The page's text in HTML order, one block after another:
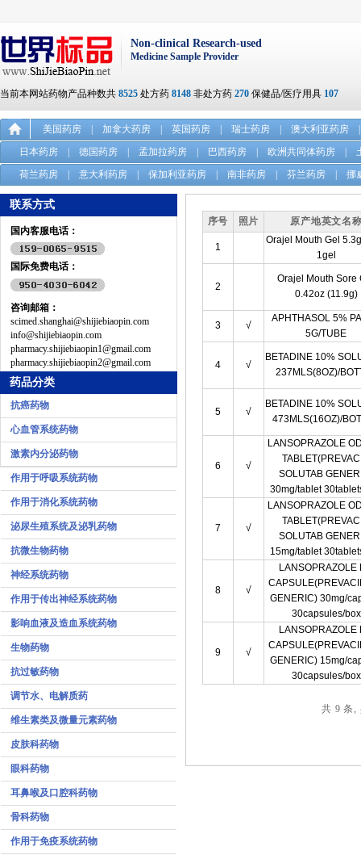
Non-clinical Research-used
Medicine Sample Provider
当前本网站药物产品种数共 8525 处方药 8148 非处方药 270 保健品/医疗用具 107
美国药房 加拿大药房 英国药房 瑞士药房 澳大利亚药房
日本药房
德国药房 孟加拉药房 巴西药房 欧洲共同体药房
荷兰药房
意大利药房 保加利亚药房 南非药房 芬兰药房 挪
联系方式
国内客服电话：
国际免费电话：
咨询邮箱：
scimed.shanghai@shijiebiaopin.com
info@shijiebiaopin.com
pharmacy.shijiebiaopin1@gmail.com
pharmacy.shijiebiaopin2@gmail.com
药品分类
抗癌药物
心血管系统药物
激素内分泌药物
作用于呼吸系统药物
作用于消化系统药物
泌尿生殖系统及泌乳药物
抗微生物药物
神经系统药物
作用于传出神经系统药物
影响血液及造血系统药物
生物药物
抗过敏药物
调节水、电解质药
维生素类及微量元素药物
皮肤科药物
眼科药物
耳鼻喉及口腔科药物
骨科药物
作用于免疫系统药物
序号 照片 原产地英文名
1
Orajel Mouth Gel
1gel
2
Orajel Mouth Sore
0.42oz (11.9g)
3 √
APHTHASOL 5%
5G/TUBE
4 √
BETADINE 10%
237MLS(8OZ)/
5 √
BETADINE 10%
473MLS(16OZ)/
6 √
LANSOPRAZOLE
SOLUTAB
30mg/tablet
7 √
LANSOPRAZOLE
SOLUTAB
15mg/tablet
8 √
LANSOPRAZOLE
GENERIC) 30mg/
30capsules/box
9 √
LANSOPRAZOLE
GENERIC) 15mg/
30capsules/box
共 9 条,